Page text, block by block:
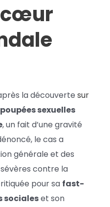
cœur
la découverte sur
poupées sexuelles
, un fait d’une gravité
le cas a
générale et des
contre la
pour sa fast-
socialeset son